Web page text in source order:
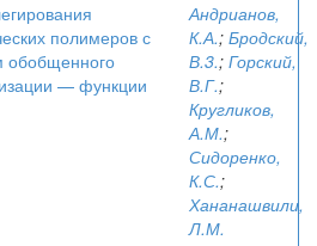
полимеров с
обобщенного
— функции
Андрианов,
К.А.; Бродский,
В.3.; Горский,
В.Г.;
Кругликов,
А.М.;
Сидоренко,
К.С.;
Хананашвили,
Л.М.